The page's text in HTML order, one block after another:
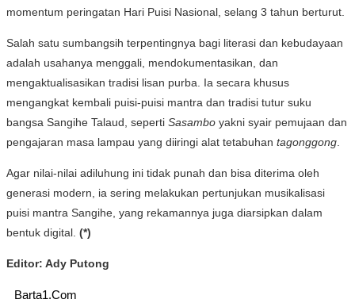
momentum peringatan Hari Puisi Nasional, selang 3 tahun berturut.
Salah satu sumbangsih terpentingnya bagi literasi dan kebudayaan
adalah usahanya menggali, mendokumentasikan, dan
mengaktualisasikan tradisi lisan purba. Ia secara khusus
mengangkat kembali puisi-puisi mantra dan tradisi tutur suku
bangsa Sangihe Talaud, seperti Sasambo yakni syair pemujaan dan
pengajaran masa lampau yang diiringi alat tetabuhan tagonggong.
Agar nilai-nilai adiluhung ini tidak punah dan bisa diterima oleh
generasi modern, ia sering melakukan pertunjukan musikalisasi
puisi mantra Sangihe, yang rekamannya juga diarsipkan dalam
bentuk digital. (*)
Editor: Ady Putong
Barta1.Com